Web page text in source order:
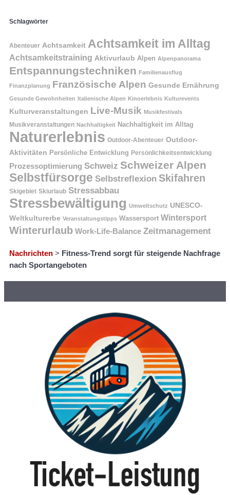
Schlagwörter
Abenteuer Achtsamkeit Achtsamkeit im Alltag
Achtsamkeitstraining Aktivurlaub Alpen Alpenpanorama
Entspannungstechniken Familienausflug
Finanzplanung Französische Alpen Gesunde Ernährung
Gesunde Gewohnheiten Italienische Alpen Kinoerlebnis Kulturevents
Kulturveranstaltungen Live-Musik Musikfestivals
Musikveranstaltungen Nachhaltigkeit Nachhaltigkeit im Alltag
Naturerlebnis Outdoor-Abenteuer Outdoor-
Aktivitäten Persönliche Entwicklung Persönlichkeitsentwicklung
Prozessoptimierung Schweiz Schweizer Alpen
Selbstfürsorge Selbstreflexion Skifahren
Skigebiet Skiurlaub Stressabbau
Stressbewältigung Umweltschutz UNESCO-
Weltkulturerbe Veranstaltungstipps Wassersport Wintersport
Winterurlaub Work-Life-Balance Zeitmanagement
Nachrichten > Fitness-Trend sorgt für steigende Nachfrage
nach Sportangeboten